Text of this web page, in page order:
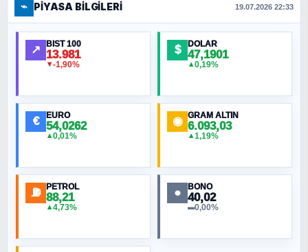
⌁ PIYASA BILGILERI 19.07.2026 22:33
↗ BIST 100
13.981
▼-1,90%
$ DOLAR
47,1901
▲0,19%
€ EURO
54,0262
▲0,01%
◉ GRAM ALTIN
6.093,03
▲1,19%
⛽ PETROL
88,21
▲4,73%
● BONO
40,02
▬0,00%